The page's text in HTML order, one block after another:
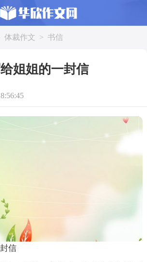
体裁作文 > 书信
姐姐的一封信
信